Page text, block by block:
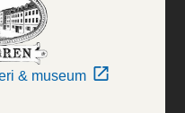
& museum